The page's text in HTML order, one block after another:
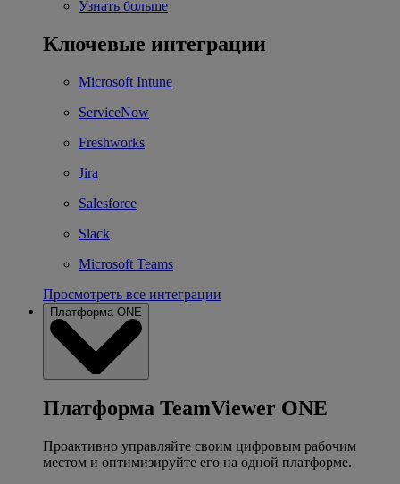
Узнать больше
Ключевые интеграции
Microsoft Intune
ServiceNow
Freshworks
Jira
Salesforce
Slack
Microsoft Teams
Просмотреть все интеграции
Платформа ONE
Платформа TeamViewer ONE
Проактивно управляйте своим цифровым рабочим
местом и оптимизируйте его на одной платформе.